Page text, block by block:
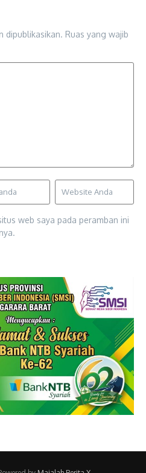
dipublikasikan. Ruas yang wajib
web saya pada peramban ini